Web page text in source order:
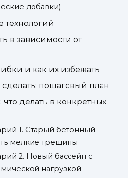
добавки)
технологий
в зависимости от
и как их избежать
пошаговый план
делать в конкретных
1. Старый бетонный
мелкие трещины
2. Новый бассейн с
нагрузкой